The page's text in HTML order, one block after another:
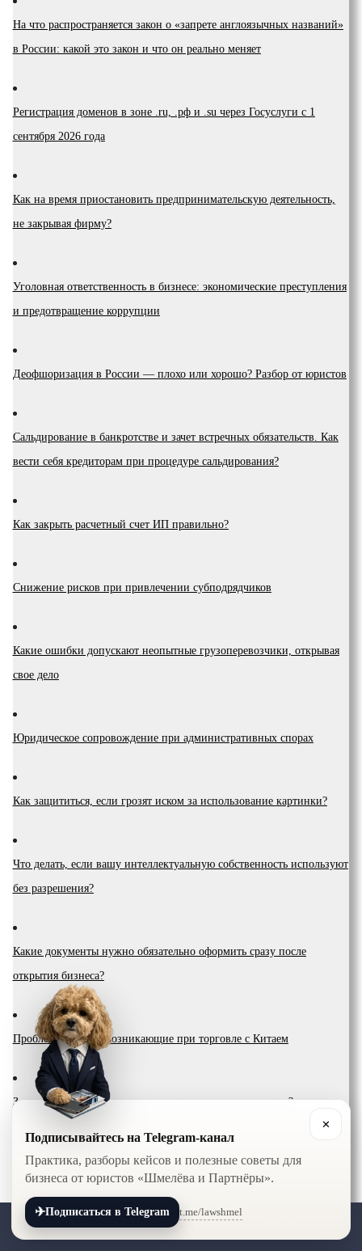
На что распространяется закон о «запрете англоязычных названий»
в России: какой это закон и что он реально меняет
Регистрация доменов в зоне .ru, .рф и .su через Госуслуги с 1
сентября 2026 года
Как на время приостановить предпринимательскую деятельность,
не закрывая фирму?
Уголовная ответственность в бизнесе: экономические преступления
и предотвращение коррупции
Деофшоризация в России — плохо или хорошо? Разбор от юристов
Сальдирование в банкротстве и зачет встречных обязательств. Как
вести себя кредиторам при процедуре сальдирования?
Как закрыть расчетный счет ИП правильно?
Снижение рисков при привлечении субподрядчиков
Какие ошибки допускают неопытные грузоперевозчики, открывая
свое дело
Юридическое сопровождение при административных спорах
Как защититься, если грозят иском за использование картинки?
Что делать, если вашу интеллектуальную собственность используют
без разрешения?
Какие документы нужно обязательно оформить сразу после
открытия бизнеса?
Проблемы, споры, возникающие при торговле с Китаем
Зачем бизнесу необходимо юридическое сопровождение?
Процедура проведения сделок по слиянию и поглощению M&A
Юридическое сопровождение сделок
✕
Подписывайтесь на Telegram-канал
Практика, разборы кейсов и полезные советы для
бизнеса от юристов «Шмелёва и Партнёры».
✈Подписаться в Telegram t.me/lawshmel
+7 (800) 201-56-52 +7 (8452) 30-90-56